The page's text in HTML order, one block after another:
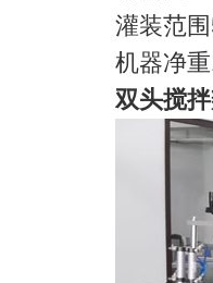
灌装范
机器净
双头搅